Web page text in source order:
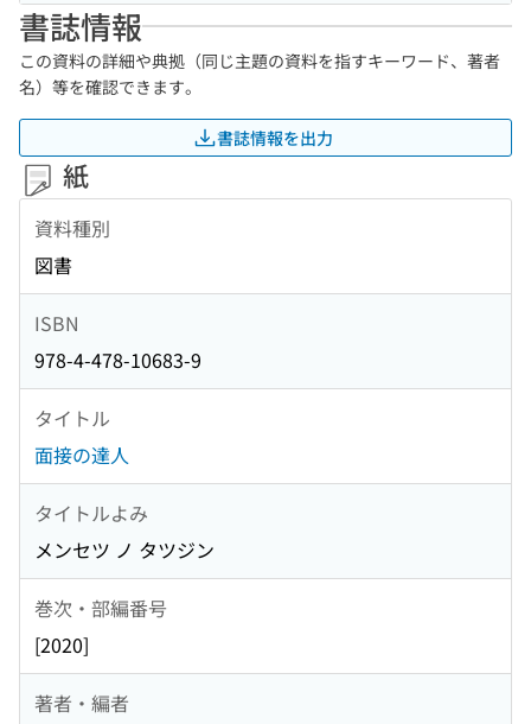
書誌情報
この資料の詳細や典拠（同じ主題の資料を指すキーワード、著者
名）等を確認できます。
書誌情報を出力
紙
資料種別
図書
ISBN
978-4-478-10683-9
タイトル
面接の達人
タイトルよみ
メンセツ ノ タツジン
巻次・部編番号
[2020]
著者・編者